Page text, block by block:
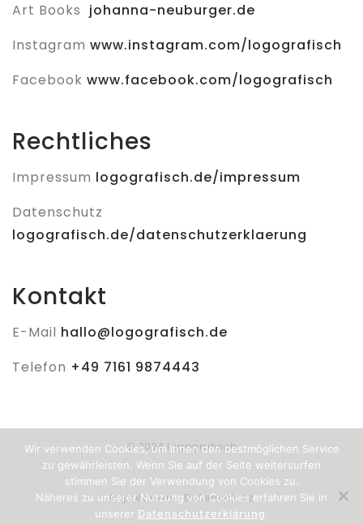
Art Books johanna-neuburger.de
Instagram www.instagram.com/logografisch
Facebook www.facebook.com/logografisch
Rechtliches
Impressum logografisch.de/impressum
Datenschutz
logografisch.de/datenschutzerklaerung
Kontakt
E-Mail hallo@logografisch.de
Telefon +49 7161 9874443
© 2024 logografisch
Impressum Datenschutz
Wir verwenden Cookies, um Ihnen den bestmöglichen Service
zu gewährleisten. Wenn Sie auf der Seite weitersurfen
stimmen Sie der Verwendung von Cookies zu.
Näheres zu unserer Nutzung von Cookies erfahren Sie in
unserer Datenschutzerklärung